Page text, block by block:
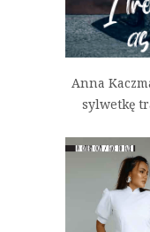
Anna
sylwetkę